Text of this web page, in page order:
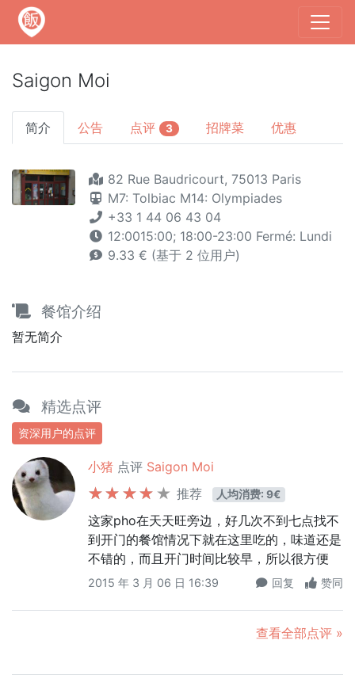
Saigon Moi
简介 公告 点评 3 招牌菜 优惠
82 Rue Baudricourt, 75013 Paris
M7: Tolbiac M14: Olympiades
+33 1 44 06 43 04
12:0015:00; 18:00-23:00 Fermé: Lundi
9.33 € (基于 2 位用户)
餐馆介绍
暂无简介
精选点评
资深用户的点评
小猪 点评 Saigon Moi
推荐
人均消费: 9€
这家pho在天天旺旁边，好几次不到七点找不
到开门的餐馆情况下就在这里吃的，味道还是
不错的，而且开门时间比较早，所以很方便
2015 年 3 月 06 日 16:39 回复 赞同
查看全部点评 »